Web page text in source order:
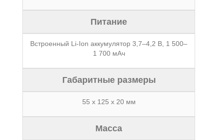
Питание
Встроенный Li-Ion аккумулятор 3,7–4,2 В, 1 500–
1 700 мАч
Габаритные размеры
55 x 125 x 20 мм
Масса